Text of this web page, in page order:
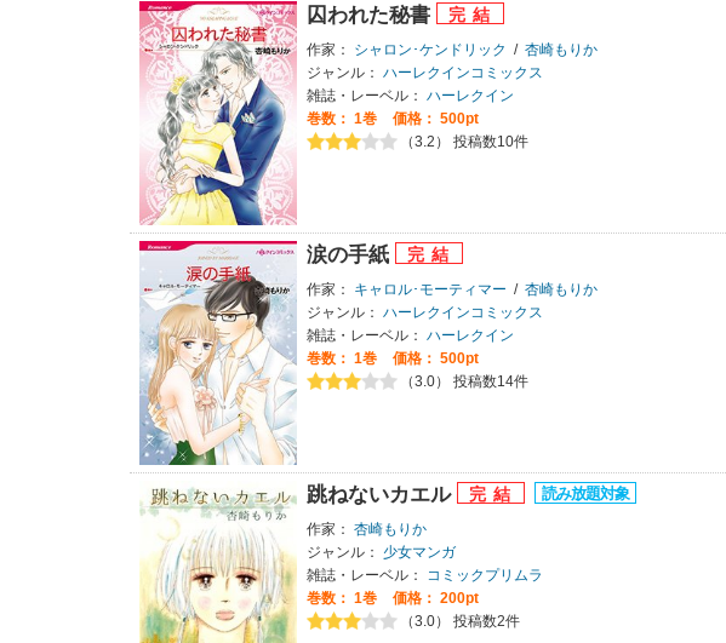
囚われた秘書
作家： シャロン･ケンドリック / 杏崎もりか
ジャンル： ハーレクインコミックス
雑誌・レーベル： ハーレクイン
巻数： 1巻
価格： 500pt
（3.2） 投稿数10件
涙の手紙
作家： キャロル･モーティマー / 杏崎もりか
ジャンル： ハーレクインコミックス
雑誌・レーベル： ハーレクイン
巻数： 1巻
価格： 500pt
（3.0） 投稿数14件
跳ねないカエル
作家： 杏崎もりか
ジャンル：
少女マンガ
雑誌・レーベル：
コミックプリムラ
巻数： 1巻
価格： 200pt
（3.0） 投稿数2件